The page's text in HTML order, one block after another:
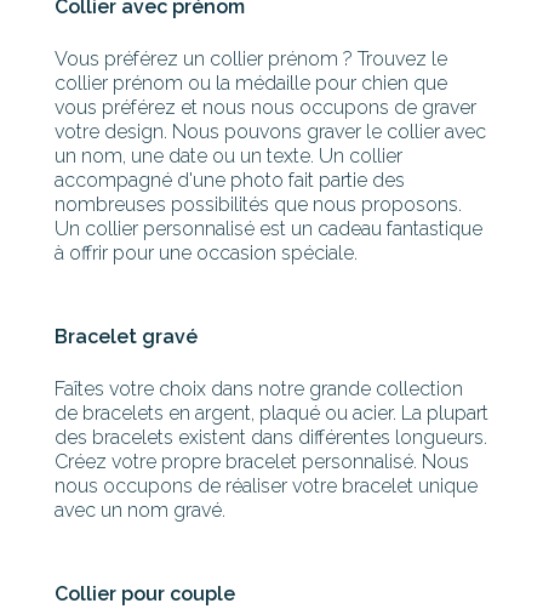
Collier avec prénom
Vous préférez un collier prénom ? Trouvez le
collier prénom ou la médaille pour chien que
vous préférez et nous nous occupons de graver
votre design. Nous pouvons graver le collier avec
un nom, une date ou un texte. Un collier
accompagné d'une photo fait partie des
nombreuses possibilités que nous proposons.
Un collier personnalisé est un cadeau fantastique
à offrir pour une occasion spéciale.
Bracelet gravé
Faîtes votre choix dans notre grande collection
de bracelets en argent, plaqué ou acier. La plupart
des bracelets existent dans différentes longueurs.
Créez votre propre bracelet personnalisé. Nous
nous occupons de réaliser votre bracelet unique
avec un nom gravé.
Collier pour couple